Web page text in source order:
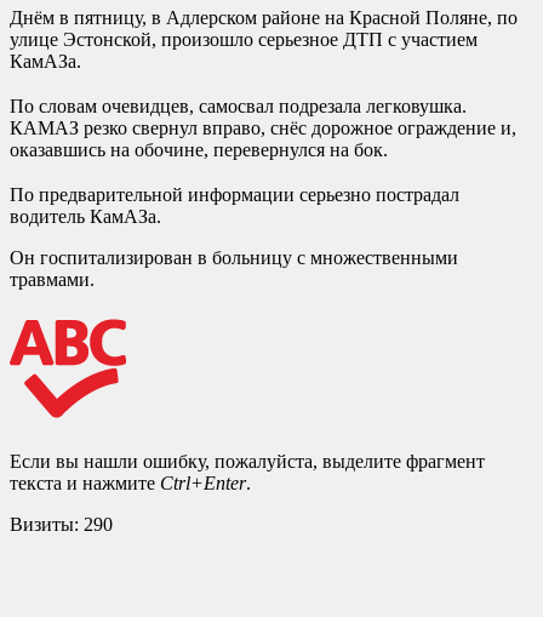
Днём в пятницу, в Адлерском районе на Красной Поляне, по
улице Эстонской, произошло серьезное ДТП с участием
КамАЗа.
По словам очевидцев, самосвал подрезала легковушка.
КАМАЗ резко свернул вправо, снёс дорожное ограждение и,
оказавшись на обочине, перевернулся на бок.
По предварительной информации серьезно пострадал
водитель КамАЗа.
Он госпитализирован в больницу с множественными
травмами.
Если вы нашли ошибку, пожалуйста, выделите фрагмент
текста и нажмите Ctrl+Enter.
Визиты: 290